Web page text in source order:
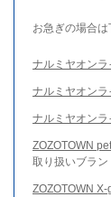
お急ぎの場合は
ナルミヤオン
ナルミヤオン
ナルミヤオン
ZOZOTOWN
取り扱いブラ
ZOZOTOWN